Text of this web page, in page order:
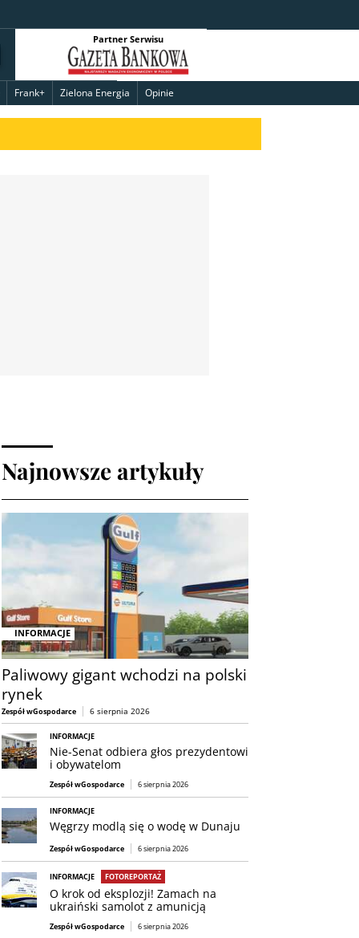
Partner Serwisu
Frank+ Zielona Energia Opinie
Najnowsze artykuły
INFORMACJE
Paliwowy gigant wchodzi na polski
rynek
Zespół wGospodarce 6 sierpnia 2026
INFORMACJE
Nie-Senat odbiera głos prezydentowi
i obywatelom
Zespół wGospodarce 6 sierpnia 2026
INFORMACJE
Węgrzy modlą się o wodę w Dunaju
Zespół wGospodarce 6 sierpnia 2026
INFORMACJE FOTOREPORTAŻ
O krok od eksplozji! Zamach na
ukraiński samolot z amunicją
Zespół wGospodarce 6 sierpnia 2026